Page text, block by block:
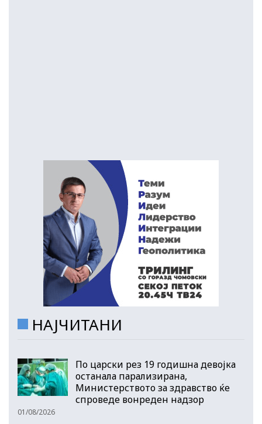
НАЈЧИТАНИ
По царски рез 19 годишна девојка
останала парализирана,
Министерството за здравство ќе
спроведе вонреден надзор
01/08/2026